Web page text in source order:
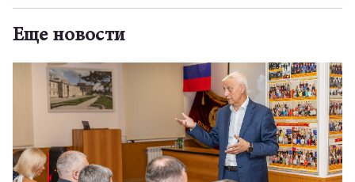
Еще новости